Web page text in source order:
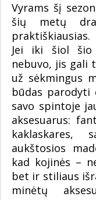
Vyrams šį
šių metų
Jei iki šiol šio
nebuvo, jis gali
už sėkmingus
būdas parodyti
savo spintoje
aksesuarus:
kaklaskares,
aukštosios
kad kojinės –
bet ir stiliaus
minėtų